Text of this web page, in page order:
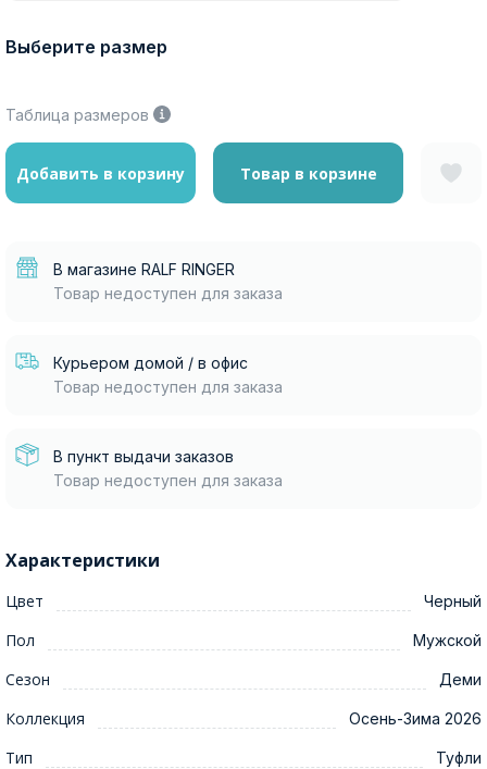
Выберите размер
Таблица размеров
Добавить в корзину Товар в корзине
В магазине RALF RINGER
Товар недоступен для заказа
Курьером домой / в офис
Товар недоступен для заказа
В пункт выдачи заказов
Товар недоступен для заказа
Характеристики
Цвет Черный
Пол Мужской
Сезон Деми
Коллекция Осень-Зима 2026
Тип Туфли